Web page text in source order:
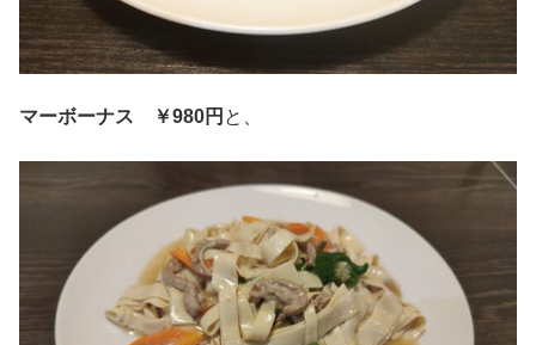
マーボーナス ￥980円 と、